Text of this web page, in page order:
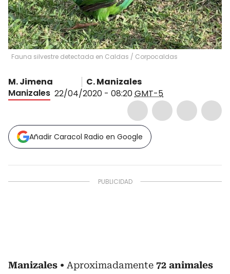
Fauna silvestre detectada en Caldas / Corpocaldas
M. Jimena
C. Manizales
Manizales 22/04/2020 - 08:20GMT-5
Añadir Caracol Radio en Google
Manizales Aproximadamente 72 animales